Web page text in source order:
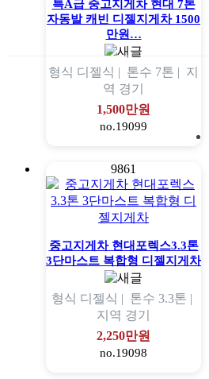
특A급 중고지게차 현대 7톤
자동발 캐빈 디젤지게차 1500
만원…
형식 디젤식 | 톤수 7톤 | 지
역 경기
1,500만원
no.19099
9861
중고지게차 현대포렉스3.3톤
3단마스트 복합형 디젤지게차
형식 디젤식 | 톤수 3.3톤 |
지역 경기
2,250만원
no.19098